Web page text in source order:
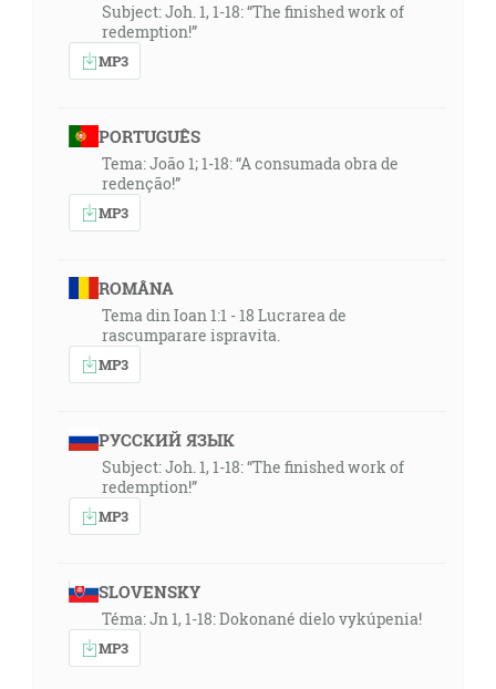
Subject: Joh. 1, 1-18: “The finished work of
redemption!”
MP3
PORTUGUÊS
Tema: João 1; 1-18: “A consumada obra de
redenção!”
MP3
ROMÂNA
Tema din Ioan 1:1 - 18 Lucrarea de
rascumparare ispravita.
MP3
РУССКИЙ ЯЗЫК
Subject: Joh. 1, 1-18: “The finished work of
redemption!”
MP3
SLOVENSKY
Téma: Jn 1, 1-18: Dokonané dielo vykúpenia!
MP3